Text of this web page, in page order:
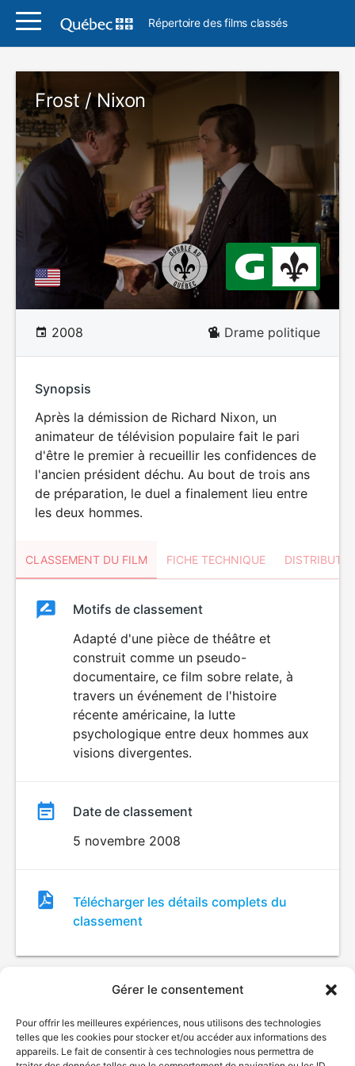
Gérer le consentement
Pour offrir les meilleures expériences, nous utilisons des technologies
telles que les cookies pour stocker et/ou accéder aux informations des
appareils. Le fait de consentir à ces technologies nous permettra de
Répertoire des films classés
Frost / Nixon
2008 Drame politique
Synopsis
Après la démission de Richard Nixon, un
animateur de télévision populaire fait le pari
d'être le premier à recueillir les confidences de
l'ancien président déchu. Au bout de trois ans
de préparation, le duel a finalement lieu entre
les deux hommes.
CLASSEMENT DU FILM FICHE TECHNIQUE
ClassementClassement
Motifs de classement
Adapté d'une pièce de théâtre et
construit comme un pseudo-
documentaire, ce film sobre relate, à
travers un événement de l'histoire
récente américaine, la lutte
psychologique entre deux hommes aux
visions divergentes.
Date de classement
5 novembre 2008
Fichier
de
classement
Télécharger les détails complets du
classement